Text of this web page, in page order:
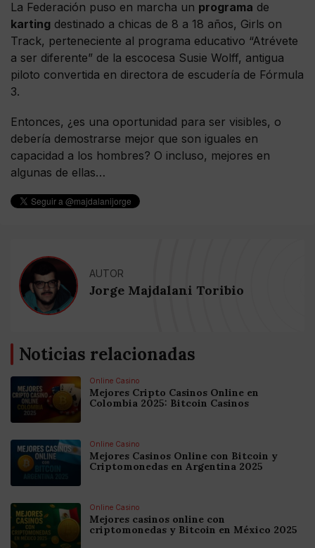
La Federación puso en marcha un programa de
karting destinado a chicas de 8 a 18 años, Girls on
Track, perteneciente al programa educativo “Atrévete
a ser diferente” de la escocesa Susie Wolff, antigua
piloto convertida en directora de escudería de Fórmula
3.
Entonces, ¿es una oportunidad para ser visibles, o
debería demostrarse mejor que son iguales en
capacidad a los hombres? O incluso, mejores en
algunas de ellas…
AUTOR
Jorge Majdalani Toribio
Noticias relacionadas
Online Casino
Mejores Cripto Casinos Online en
Colombia 2025: Bitcoin Casinos
Online Casino
Mejores Casinos Online con Bitcoin y
Criptomonedas en Argentina 2025
Online Casino
Mejores casinos online con
criptomonedas y Bitcoin en México 2025